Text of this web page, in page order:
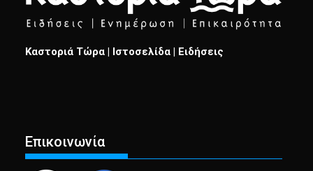
Καστοριά Τώρα | Ιστοσελίδα | Ειδήσεις
Επικοινωνία